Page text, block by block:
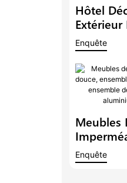
Hôtel
Étanche
Jardin
Enquête
Meubles
Douce,
Enquête